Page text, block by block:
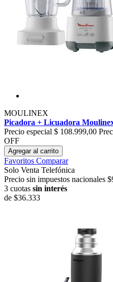
MOULINEX
Picadora + Licuadora
Precio especial $ 108.999,00
OFF
Agregar al carrito
Favoritos Comparar
Solo Venta Telefónica
Precio sin impuestos nacionales
3 cuotas sin interés
de $36.333